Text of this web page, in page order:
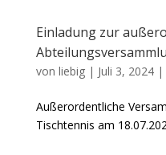
Einladung zur
von liebig| Juli 3, 2024|
Außerordentliche
Tischtennis am